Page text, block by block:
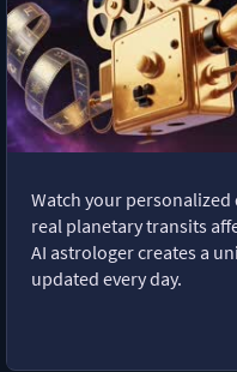
Watch your
real planetary transits
AI astrologer creates a
updated every day.